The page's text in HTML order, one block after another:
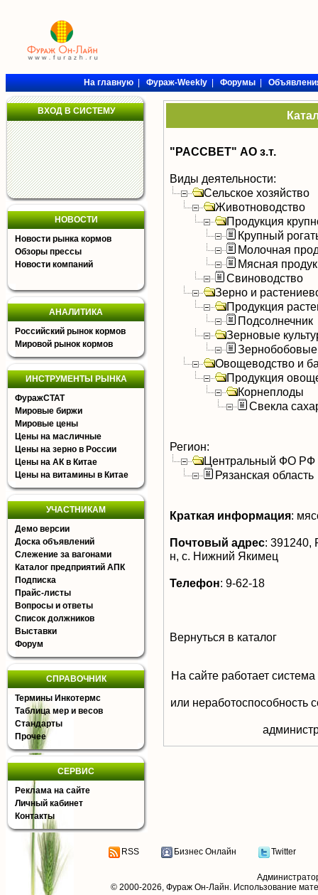
На главную|Фураж-Weekly|Форумы|
ВХОД В СИСТЕМУ
НОВОСТИ
Новости рынка кормов
Обзоры прессы
Новости компаний
АНАЛИТИКА
Российский рынок кормов
Мировой рынок кормов
ИНСТРУМЕНТЫ РЫНКА
ФуражСТАТ
Мировые биржи
Мировые цены
Цены на масличные
Цены на зерно в России
Цены на АК в Китае
Цены на витамины в Китае
УЧАСТНИКАМ
Демо версии
Доска объявлений
Слежение за вагонами
Каталог предприятий АПК
Подписка
Прайс-листы
Вопросы и ответы
Список должников
Выставки
Форум
СПРАВОЧНИК
Термины Инкотермс
Таблица мер и весов
Стандарты
Прочее
СЕРВИС
Реклама на сайте
Личный кабинет
Контакты
"РАССВЕТ" АО з.т.
Виды деятельности:
Сельское хозяйство
Животноводство
Продукция
Крупный
Молочная
Мясная
Свиноводство
Зерно и
Продукция
Подсолнечник
Зерновые
Зернобобовые
Овощеводство и
Продукция
Корнеплоды
Свекла
Регион:
Центральный ФО РФ
Рязанская область
Краткая информация:
Почтовый адрес: 391240,
н, с. Нижний Якимец
Телефон: 9-62-18
Вернуться в каталог
На сайте работает
или неработоспособность
RSS Бизнес Онлайн Twitter
© 2000-2026, Фураж Он-Лайн. Использование